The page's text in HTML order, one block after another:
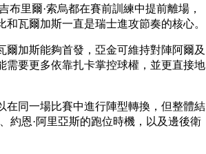
里爾·索烏都在賽前訓練中提前離場，
瓦爾加斯一直是瑞士進攻節奏的核心。
加斯能夠首發，亞金可維持對陣阿爾及
需要更多依靠扎卡掌控球權，並更直接地
在同一場比賽中進行陣型轉換，但整體結
約恩·阿里亞斯的跑位時機，以及邊後衛